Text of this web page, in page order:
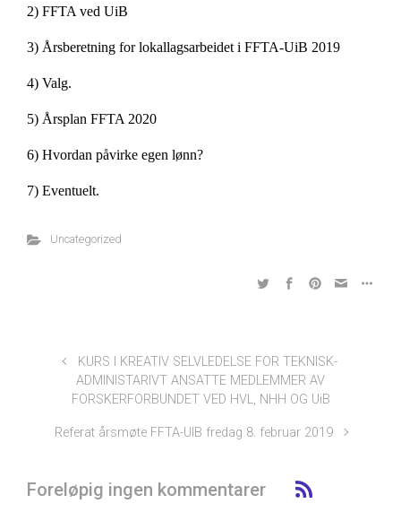
2) FFTA ved UiB
3) Årsberetning for lokallagsarbeidet i FFTA-UiB 2019
4) Valg.
5) Årsplan FFTA 2020
6) Hvordan påvirke egen lønn?
7) Eventuelt.
Uncategorized
KURS I KREATIV SELVLEDELSE FOR TEKNISK-
ADMINISTARIVT ANSATTE MEDLEMMER AV
FORSKERFORBUNDET VED HVL, NHH OG UiB
Referat årsmøte FFTA-UIB fredag 8. februar 2019
Foreløpig ingen kommentarer